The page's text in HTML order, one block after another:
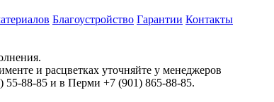
Благоустройство Гарантии Контакты
и расцветках уточняйте у менеджеров
55-88-85 и в Перми +7 (901) 865-88-85.